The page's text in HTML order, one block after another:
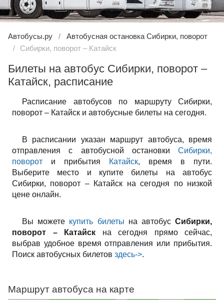
Автобусы.ру
Автобусная остановка Сибирки, поворот
Сибирки, поворот – Катайск
Билеты на автобус Сибирки, поворот –
Катайск, расписание
Расписание автобусов по маршруту Сибирки,
поворот – Катайск и автобусные билеты на сегодня.
В расписании указан маршрут автобуса, время
отправления с автобусной остановки Сибирки,
поворот и прибытия Катайск, время в пути.
Выберите место и купите билеты на автобус
Сибирки, поворот – Катайск на сегодня по низкой
цене онлайн.
Вы можете купить билеты на автобусСибирки,
поворот – Катайск на сегодня прямо сейчас,
выбрав удобное время отправления или прибытия.
Поиск автобусных билетов здесь->.
Маршрут автобуса на карте